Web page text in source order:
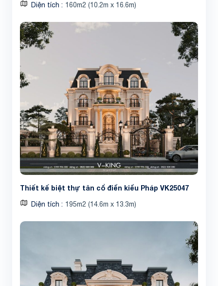
Diện tích 160m2 (10.2m x 16.6m)
Thiết kế biệt thự tân cổ điển kiểu Pháp VK25047
Diện tích 195m2 (14.6m x 13.3m)